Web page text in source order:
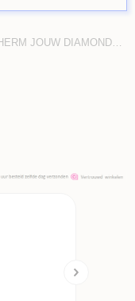
JOUW DIAMOND…